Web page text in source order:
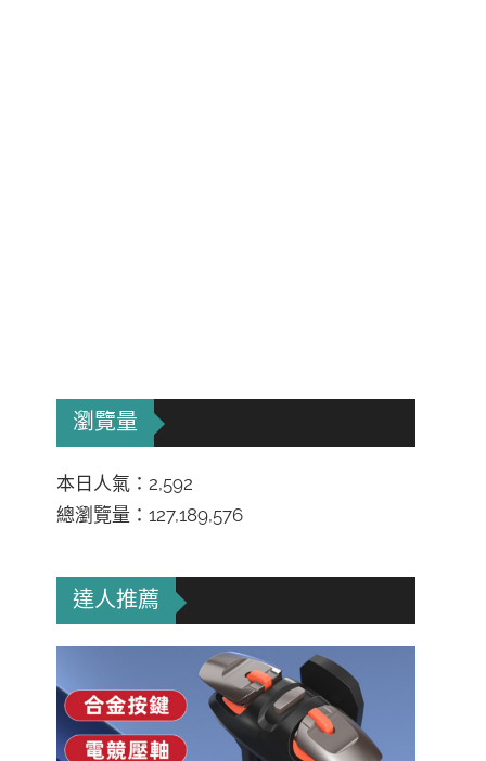
瀏覽量
本日人氣：2,592
總瀏覽量：127,189,576
達人推薦